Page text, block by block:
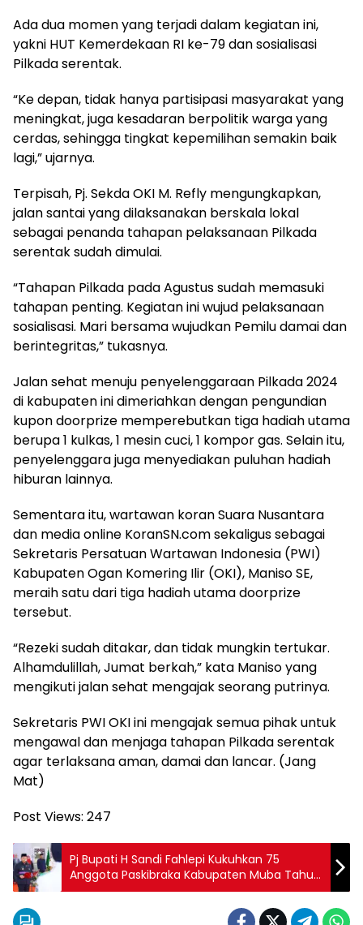
Ada dua momen yang terjadi dalam kegiatan ini,
yakni HUT Kemerdekaan RI ke-79 dan sosialisasi
Pilkada serentak.
“Ke depan, tidak hanya partisipasi masyarakat yang
meningkat, juga kesadaran berpolitik warga yang
cerdas, sehingga tingkat kepemilihan semakin baik
lagi,” ujarnya.
Terpisah, Pj. Sekda OKI M. Refly mengungkapkan,
jalan santai yang dilaksanakan berskala lokal
sebagai penanda tahapan pelaksanaan Pilkada
serentak sudah dimulai.
“Tahapan Pilkada pada Agustus sudah memasuki
tahapan penting. Kegiatan ini wujud pelaksanaan
sosialisasi. Mari bersama wujudkan Pemilu damai dan
berintegritas,” tukasnya.
Jalan sehat menuju penyelenggaraan Pilkada 2024
di kabupaten ini dimeriahkan dengan pengundian
kupon doorprize memperebutkan tiga hadiah utama
berupa 1 kulkas, 1 mesin cuci, 1 kompor gas. Selain itu,
penyelenggara juga menyediakan puluhan hadiah
hiburan lainnya.
Sementara itu, wartawan koran Suara Nusantara
dan media online KoranSN.com sekaligus sebagai
Sekretaris Persatuan Wartawan Indonesia (PWI)
Kabupaten Ogan Komering Ilir (OKI), Maniso SE,
meraih satu dari tiga hadiah utama doorprize
tersebut.
“Rezeki sudah ditakar, dan tidak mungkin tertukar.
Alhamdulillah, Jumat berkah,” kata Maniso yang
mengikuti jalan sehat mengajak seorang putrinya.
Sekretaris PWI OKI ini mengajak semua pihak untuk
mengawal dan menjaga tahapan Pilkada serentak
agar terlaksana aman, damai dan lancar. (Jang
Mat)
Post Views: 247
Pj Bupati H Sandi Fahlepi Kukuhkan 75
Anggota Paskibraka Kabupaten Muba Tahun
2024